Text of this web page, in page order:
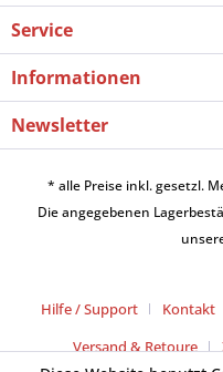
Service
Informationen
Newsletter
* alle Preise inkl. gesetzl.
Die angegebenen
Hilfe / Support Kontakt
Versand & Retoure